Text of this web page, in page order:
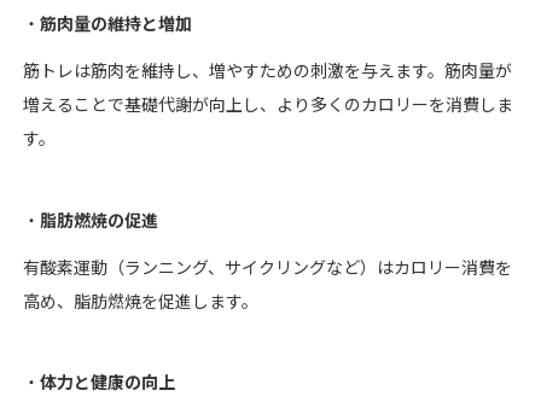
・ 筋肉量の維持と増加
筋トレは筋肉を維持し、増やすための刺激を与えます。筋肉量が
増えることで基礎代謝が向上し、より多くのカロリーを消費しま
す。
・ 脂肪燃焼の促進
有酸素運動（ランニング、サイクリングなど）はカロリー消費を
高め、脂肪燃焼を促進します。
・ 体力と健康の向上